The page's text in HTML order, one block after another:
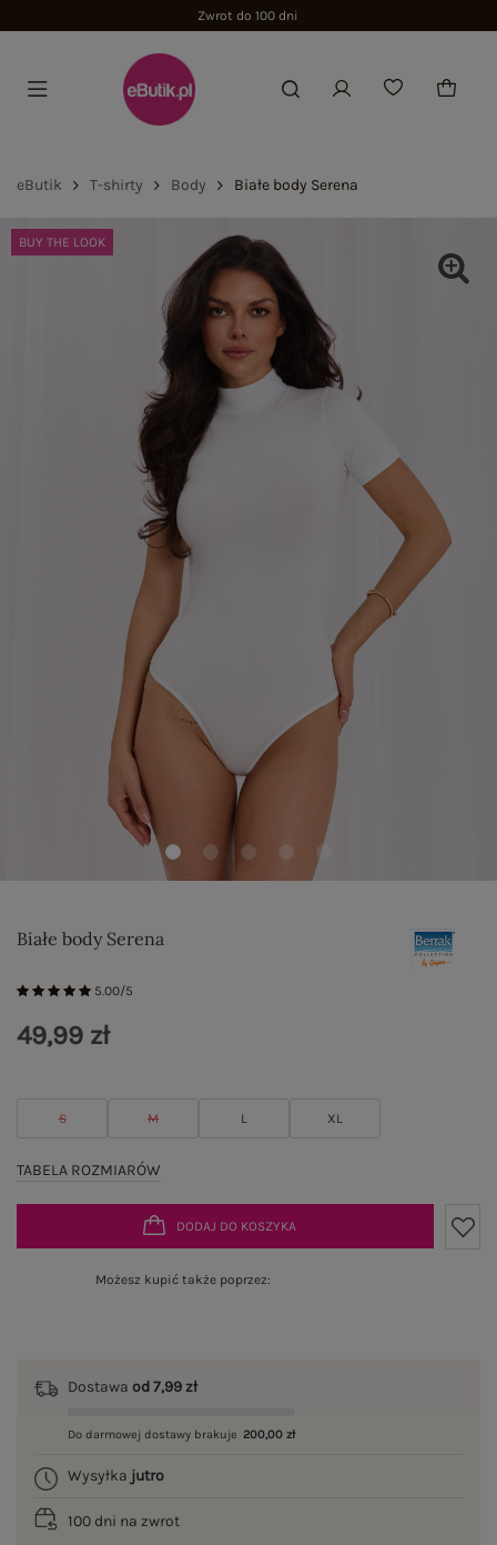
Zwrot do 100 dni
eButik T-shirty Body Białe body Serena
BUY THE LOOK
Białe body Serena
5.00/5
S M L XL
TABELA ROZMIARÓW
49,99 zł
DODAJ DO KOSZYKA
Możesz kupić także poprzez:
Dostawa od 7,99 zł
Do darmowej dostawy brakuje 200,00 zł
Wysyłka jutro
100 dni na zwrot